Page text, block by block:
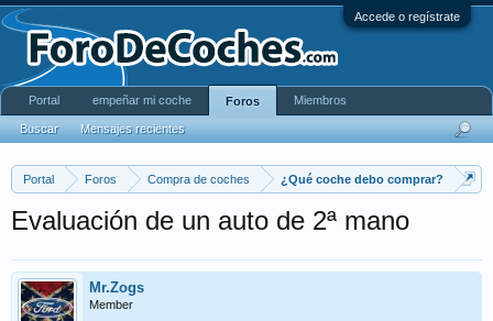
Accede o regístrate
Portal Foros Compra de coches ¿Qué coche debo comprar?
Evaluación de un auto de 2ª mano
Mr.Zogs
Member
Portal empeñar mi coche Foros
Buscar Mensajes recientes
Miembros